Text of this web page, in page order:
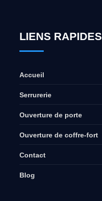
LIENS RAPIDES
Accueil
Serrurerie
Ouverture de porte
Ouverture de coffre-fort
Contact
Blog